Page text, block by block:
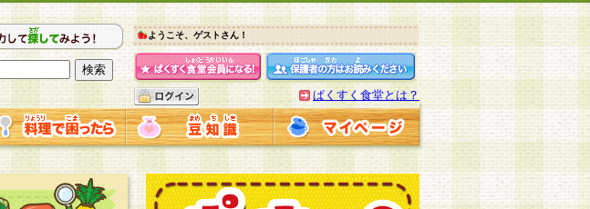
ようこそ、ゲストさん！
ぱくすく食堂とは？